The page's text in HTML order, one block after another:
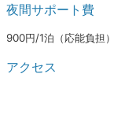
夜間サポート費
900円/1泊（応能負担）
アクセス